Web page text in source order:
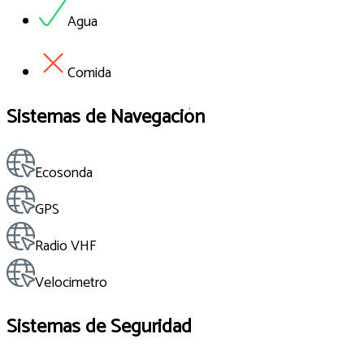
Agua
Comida
Sistemas de Navegación
Ecosonda
GPS
Radio VHF
Velocimetro
Sistemas de Seguridad